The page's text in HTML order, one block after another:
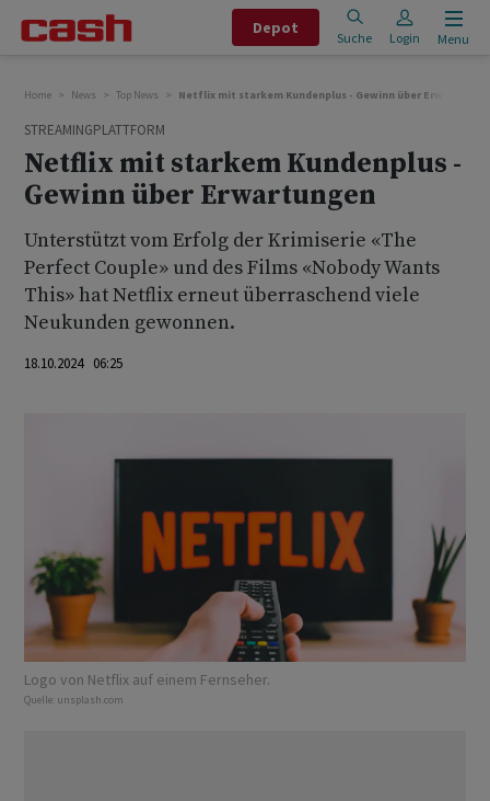
Depot
Suche Login Menu
Home News Top News Netflix mit starkem Kundenplus - Gewinn über
STREAMINGPLATTFORM
Netflix mit starkem Kundenplus -
Gewinn über Erwartungen
Unterstützt vom Erfolg der Krimiserie «The
Perfect Couple» und des Films «Nobody Wants
This» hat Netflix erneut überraschend viele
Neukunden gewonnen.
18.10.2024 06:25
Logo von Netflix auf einem Fernseher.
Quelle: unsplash.com